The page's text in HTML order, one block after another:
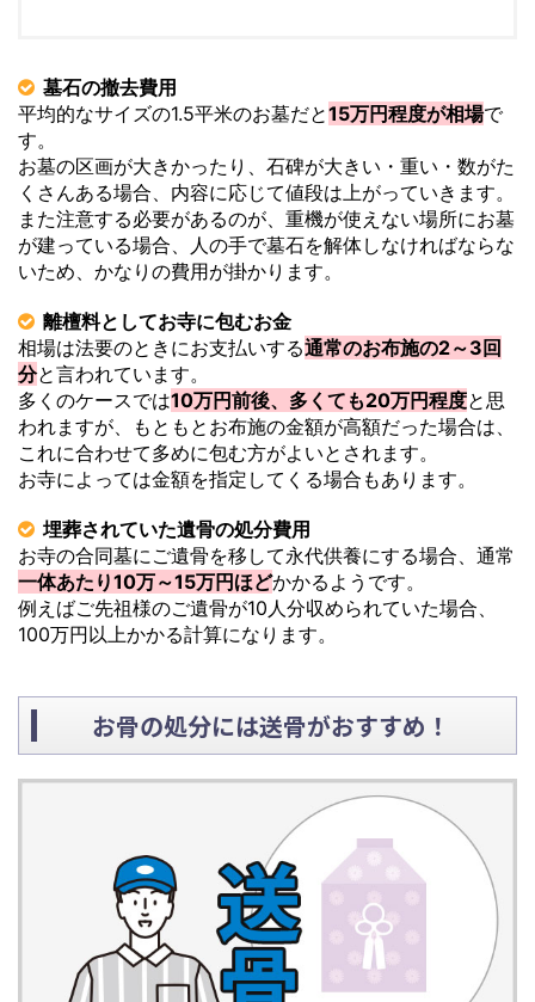
墓石の撤去費用
平均的なサイズの1.5平米のお墓だと15万円程度が相場で
す。
お墓の区画が大きかったり、石碑が大きい・重い・数がた
くさんある場合、内容に応じて値段は上がっていきます。
また注意する必要があるのが、重機が使えない場所にお墓
が建っている場合、人の手で墓石を解体しなければならな
いため、かなりの費用が掛かります。
離檀料としてお寺に包むお金
相場は法要のときにお支払いする通常のお布施の2～3回
分と言われています。
多くのケースでは10万円前後、多くても20万円程度と思
われますが、もともとお布施の金額が高額だった場合は、
これに合わせて多めに包む方がよいとされます。
お寺によっては金額を指定してくる場合もあります。
埋葬されていた遺骨の処分費用
お寺の合同墓にご遺骨を移して永代供養にする場合、通常
一体あたり10万～15万円ほどかかるようです。
例えばご先祖様のご遺骨が10人分収められていた場合、
100万円以上かかる計算になります。
お骨の処分には送骨がおすすめ！